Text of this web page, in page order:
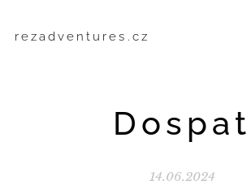
rezadventures.cz
Dospat
14.06.2024